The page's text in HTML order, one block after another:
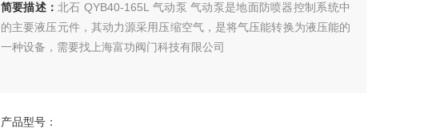
简要描述： 北石 QYB40-165L 气动泵 气动泵是地面防喷器控制系统中
的主要液压元件，其动力源采用压缩空气，是将气压能转换为液压能的
一种设备，需要找上海富功阀门科技有限公司
产品型号：